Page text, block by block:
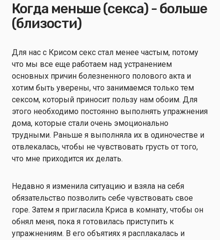
Когда меньше (секса) - больше
(близости)
Для нас с Крисом секс стал менее частым, потому
что мы все еще работаем над устранением
основных причин болезненного полового акта и
хотим быть уверены, что занимаемся только тем
сексом, который приносит пользу нам обоим. Для
этого необходимо постоянно выполнять упражнения
дома, которые стали очень эмоционально
трудными. Раньше я выполняла их в одиночестве и
отвлекалась, чтобы не чувствовать грусть от того,
что мне приходится их делать.
Недавно я изменила ситуацию и взяла на себя
обязательство позволить себе чувствовать свое
горе. Затем я пригласила Криса в комнату, чтобы он
обнял меня, пока я готовилась приступить к
упражнениям. В его объятиях я расплакалась и